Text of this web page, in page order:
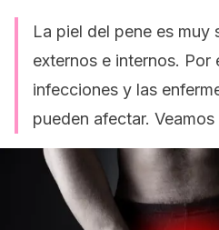
La piel del pene es muy
externos e internos. Por
infecciones y las
pueden afectar. Veamos